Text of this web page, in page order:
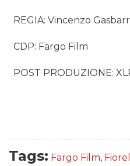
REGIA: Vincenzo
CDP: Fargo Film
POST PRODUZIONE:
Tags: Fargo Film,